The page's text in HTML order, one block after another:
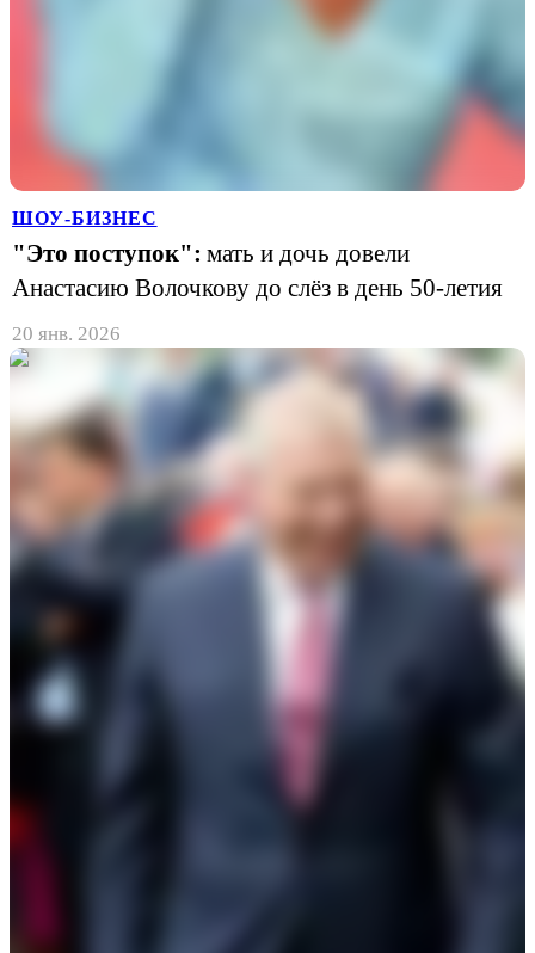
ШОУ-БИЗНЕС
"Это поступок": мать и дочь довели
Анастасию Волочкову до слёз в день 50-летия
20 янв. 2026